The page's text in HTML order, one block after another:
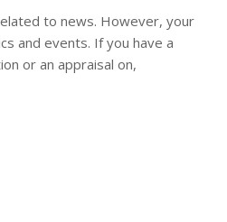
to news. However, your
and events. If you have a
or an appraisal on,